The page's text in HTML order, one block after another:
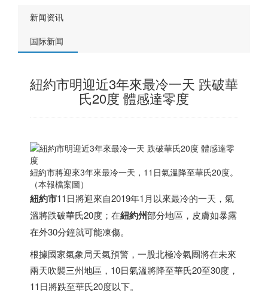
新闻资讯
国际新闻
紐約市明迎近3年來最冷一天 跌破華
氏20度 體感達零度
紐約市將迎來3年來最冷一天，11日氣溫降至華氏20度。
（本報檔案圖）
紐約市11日將迎來自2019年1月以來最冷的一天，氣
溫將跌破華氏20度；在紐約州部分地區，皮膚如暴露
在外30分鐘就可能凍傷。
根據國家氣象局天氣預警，一股北極冷氣團將在未來
兩天吹襲三州地區，10日氣溫將降至華氏20至30度，
11日將跌至華氏20度以下。